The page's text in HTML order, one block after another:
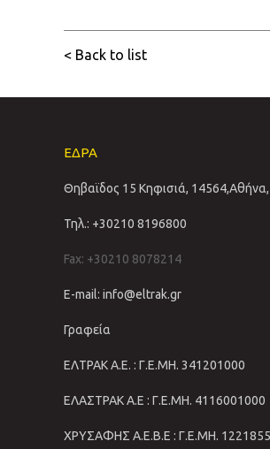
< Back to list
ΕΔΡΑ
Θηβαϊδος 15 Κηφισιά,
Τηλ.: +30210 8196800
Fax: +30210 8078214
E-mail: info@eltrak.gr
Γραφεία
ΕΛΤΡΑΚ Α.Ε. : Γ.Ε.ΜΗ. 341201000
ΕΛΑΣΤΡΑΚ Α.Ε : Γ.Ε.ΜΗ. 4116001000
ΧΡΥΣΑΦΗΣ Α.Ε.Β.Ε : Γ.Ε.ΜΗ.